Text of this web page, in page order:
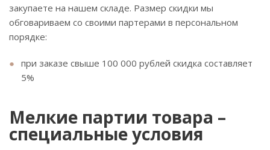
закупаете на нашем складе. Размер скидки мы
обговариваем со своими партерами в персональном
порядке:
при заказе свыше 100 000 рублей скидка составляет
5%
Мелкие партии товара –
специальные условия